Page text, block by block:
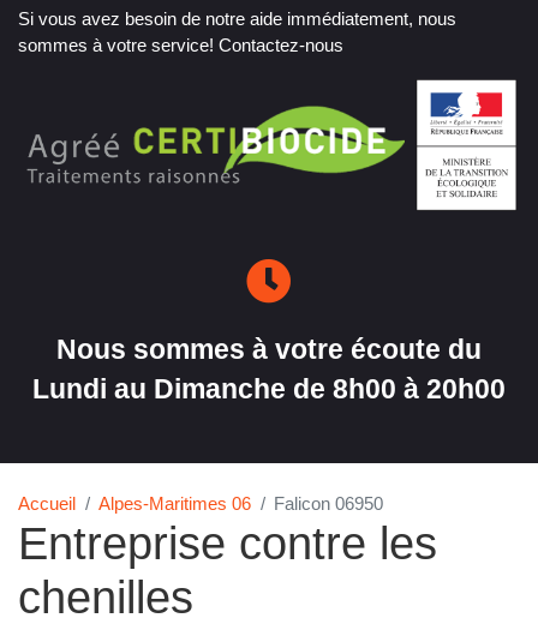
Si vous avez besoin de notre aide immédiatement, nous
sommes à votre service! Contactez-nous
Nous sommes à votre écoute du
Lundi au Dimanche de 8h00 à 20h00
Accueil Alpes-Maritimes 06 Falicon 06950
Entreprise contre les
chenilles